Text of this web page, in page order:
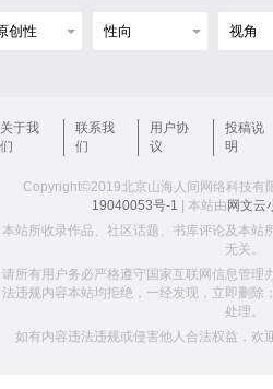
关于我
们
联系我
们
用户协
议
投稿说
明
Copyright©2019北京山海人间网络科技有
19040053号-1 | 本站由网文云
本站所收录作品、社区话题、书库评论及本站
无关。
请所有用户务必严格遵守国家互联网信息管理
法违规内容本站均拒绝，一经发现，立即删除
处理。
如有内容违法违规或侵害他人合法权益，欢